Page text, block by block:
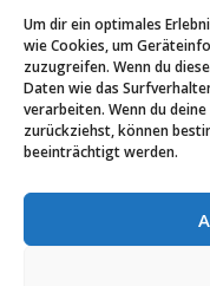
Um dir ein optimales
wie Cookies, um
zuzugreifen. Wenn du
Daten wie das
verarbeiten. Wenn du
zurückziehst, können
beeinträchtigt werden.
Kirchengemeinden
jedoch zur